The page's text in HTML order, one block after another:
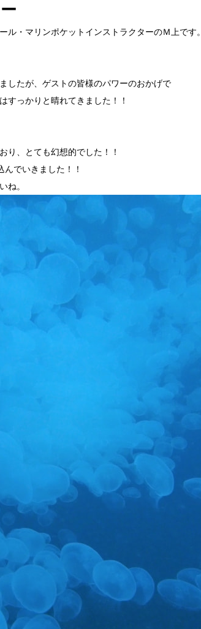
ル・マリンポケットインストラクターのＭ上です。
したが、ゲストの皆様のパワーのおかげで
すっかりと晴れてきました！！
り、とても幻想的でした！！
でいきました！！
ね。